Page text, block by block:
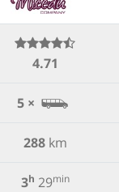
4.71
5 ×
288km
3h 29min